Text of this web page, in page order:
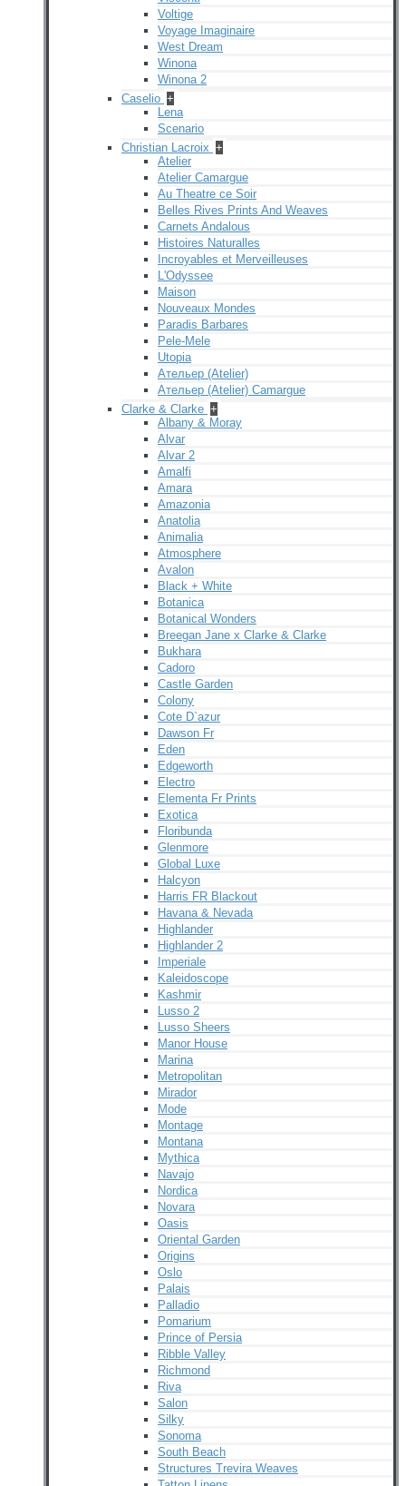
Voltige
Voyage Imaginaire
West Dream
Winona
Winona 2
Caselio +
Lena
Scenario
Christian Lacroix +
Atelier
Atelier Camargue
Au Theatre ce Soir
Belles Rives Prints And Weaves
Carnets Andalous
Histoires Naturalles
Incroyables et Merveilleuses
L'Odyssee
Maison
Nouveaux Mondes
Paradis Barbares
Pele-Mele
Utopia
Ательер (Atelier)
Ательер (Atelier) Camargue
Clarke & Clarke +
Albany & Moray
Alvar
Alvar 2
Amalfi
Amara
Amazonia
Anatolia
Animalia
Atmosphere
Avalon
Black + White
Botanica
Botanical Wonders
Breegan Jane x Clarke & Clarke
Bukhara
Cadoro
Castle Garden
Colony
Cote D`azur
Dawson Fr
Eden
Edgeworth
Electro
Elementa Fr Prints
Exotica
Floribunda
Glenmore
Global Luxe
Halcyon
Harris FR Blackout
Havana & Nevada
Highlander
Highlander 2
Imperiale
Kaleidoscope
Kashmir
Lusso 2
Lusso Sheers
Manor House
Marina
Metropolitan
Mirador
Mode
Montage
Montana
Mythica
Navajo
Nordica
Novara
Oasis
Oriental Garden
Origins
Oslo
Palais
Palladio
Pomarium
Prince of Persia
Ribble Valley
Richmond
Riva
Salon
Silky
Sonoma
South Beach
Structures Trevira Weaves